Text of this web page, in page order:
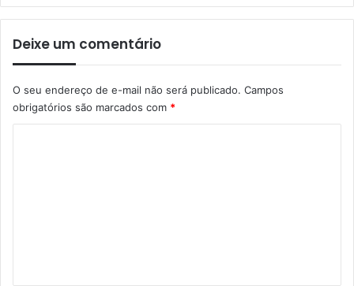
Deixe um comentário
O seu endereço de e-mail não será publicado. Campos
obrigatórios são marcados com *